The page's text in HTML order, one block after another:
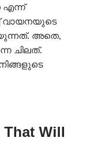
എന്ന്
വായനയുടെ
അതെ,
ചിലത്.
Will